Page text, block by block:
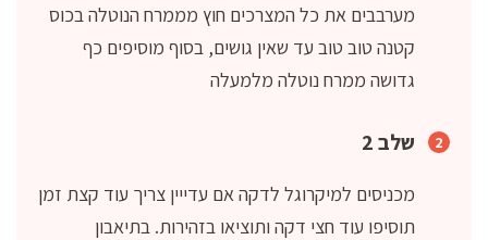
מערבבים את כל המצרכים חוץ מממרח הנוטלה בכוס
קטנה טוב טוב עד שאין גושים, בסוף מוסיפים כף
גדושה ממרח נוטלה מלמעלה
שלב 2
מכניסים למיקרוגל לדקה אם עדייין צריך עוד קצת זמן
תוסיפו עוד חצי דקה ותוציאו בזהירות. בתיאבון